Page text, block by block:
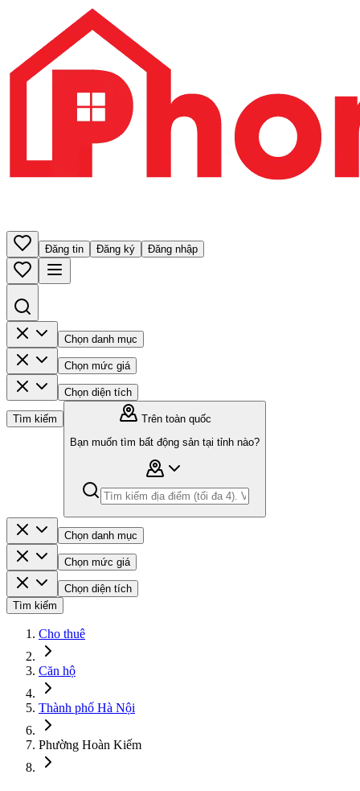
Đăng tin Đăng ký Đăng nhập
Chọn danh mục
Chọn mức giá
Chọn diện tích
Tìm kiếm
Trên toàn quốc
Bạn muốn tìm bất động sản tại tỉnh nào?
Chọn danh mục
Chọn mức giá
Chọn diện tích
Tìm kiếm
Cho thuê
Căn hộ
Thành phố Hà Nội
Phường Hoàn Kiếm